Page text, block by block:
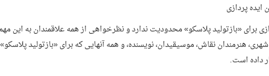
ایده پردازی
برای «بازتولید پلاسکو» محدودیت ندارد و نظرخواهی از همه علاقمندان به این
هنرمندان نقاش، موسیقیدان، نویسنده، و همه آنهایی که برای «بازتولید
داده است.